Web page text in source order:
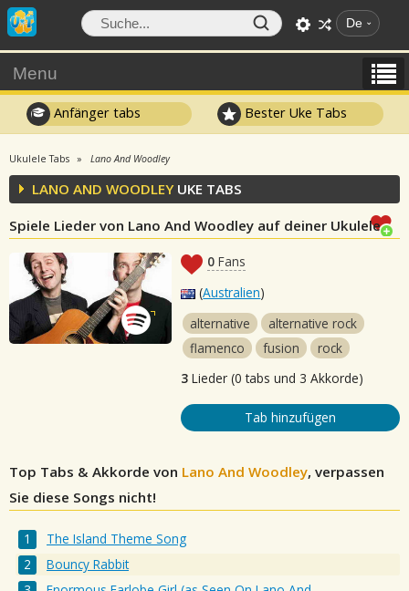
De
Menu
Anfänger tabs Bester Uke Tabs
Ukulele Tabs Lano And Woodley
LANO AND WOODLEYUKE TABS
Spiele Lieder von Lano And Woodley auf deiner Ukulele
0 Fans
(Australien)
alternative
alternative rock
flamenco
fusion
rock
3 Lieder (0 tabs und 3 Akkorde)
Tab hinzufügen
Top Tabs & Akkorde von Lano And Woodley, verpassen
Sie diese Songs nicht!
The Island Theme Song
Bouncy Rabbit